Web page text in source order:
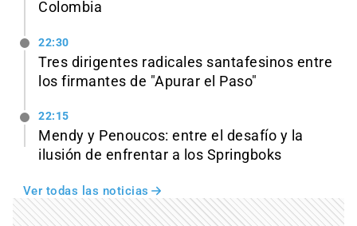
Colombia
22:30
Tres dirigentes radicales santafesinos entre
los firmantes de "Apurar el Paso"
22:15
Mendy y Penoucos: entre el desafío y la
ilusión de enfrentar a los Springboks
Ver todas las noticias